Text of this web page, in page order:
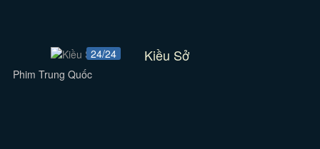
24/24 Kiều Sở
Phim Trung Quốc